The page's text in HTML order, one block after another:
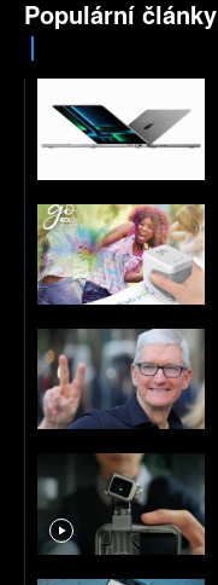
Populární články